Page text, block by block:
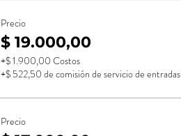
Precio
$ 19.000,00
+$ 1.900,00 Costos
+$ 522,50 de comisión de servicio de entradas
Precio